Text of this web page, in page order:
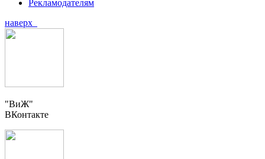
Рекламодателям
наверх
"ВиЖ"
ВКонтакте